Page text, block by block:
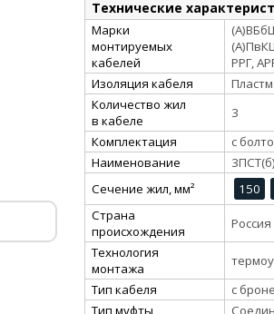
Технические
Марки
монтируемых
кабелей
РРГ,
Изоляция кабеля
Количество жил
в кабеле
3
Комплектация
с
Наименование
Сечение жил, мм²
150
Страна
происхождения
Россия
Технология
монтажа
Тип кабеля
с
Тип муфты